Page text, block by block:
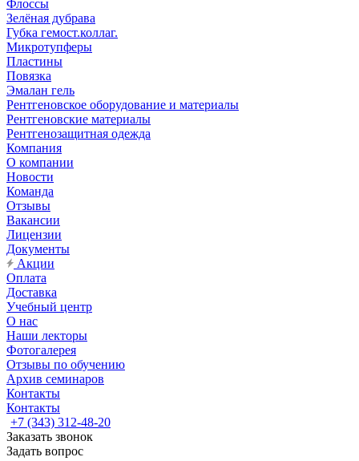
Флоссы
Зелёная дубрава
Губка гемост.коллаг.
Микротупферы
Пластины
Повязка
Эмалан гель
Рентгеновское оборудование и материалы
Рентгеновские материалы
Рентгенозащитная одежда
Компания
О компании
Новости
Команда
Отзывы
Вакансии
Лицензии
Документы
Акции
Оплата
Доставка
Учебный центр
О нас
Наши лекторы
Фотогалерея
Отзывы по обучению
Архив семинаров
Контакты
Контакты
+7 (343) 312-48-20
Заказать звонок
Задать вопрос